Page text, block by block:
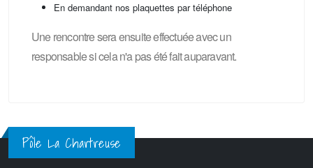
En demandant nos plaquettes par téléphone
Une rencontre sera ensuite effectuée avec un
responsable si cela n'a pas été fait auparavant.
Pôle La Chartreuse